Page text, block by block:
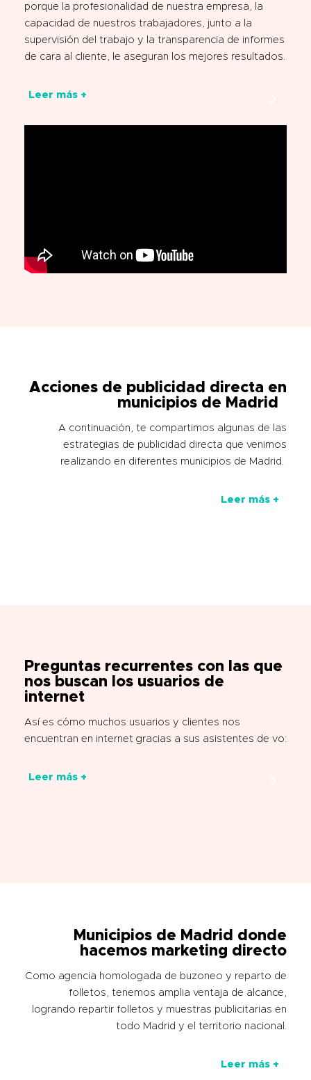
porque la profesionalidad de nuestra empresa, la
capacidad de nuestros trabajadores, junto a la
supervisión del trabajo y la transparencia de informes
de cara al cliente, le aseguran los mejores resultados.
Leer más +
Acciones de publicidad directa en
municipios de Madrid
A continuación, te compartimos algunas de las
estrategias de publicidad directa que venimos
realizando en diferentes municipios de Madrid.
Leer más +
Preguntas recurrentes con las que
nos buscan los usuarios de
internet
Así es cómo muchos usuarios y clientes nos
encuentran en internet gracias a sus asistentes de vo:
Leer más +
Municipios de Madrid donde
hacemos marketing directo
Como agencia homologada de buzoneo y reparto de
folletos, tenemos amplia ventaja de alcance,
logrando repartir folletos y muestras publicitarias en
todo Madrid y el territorio nacional.
Leer más +